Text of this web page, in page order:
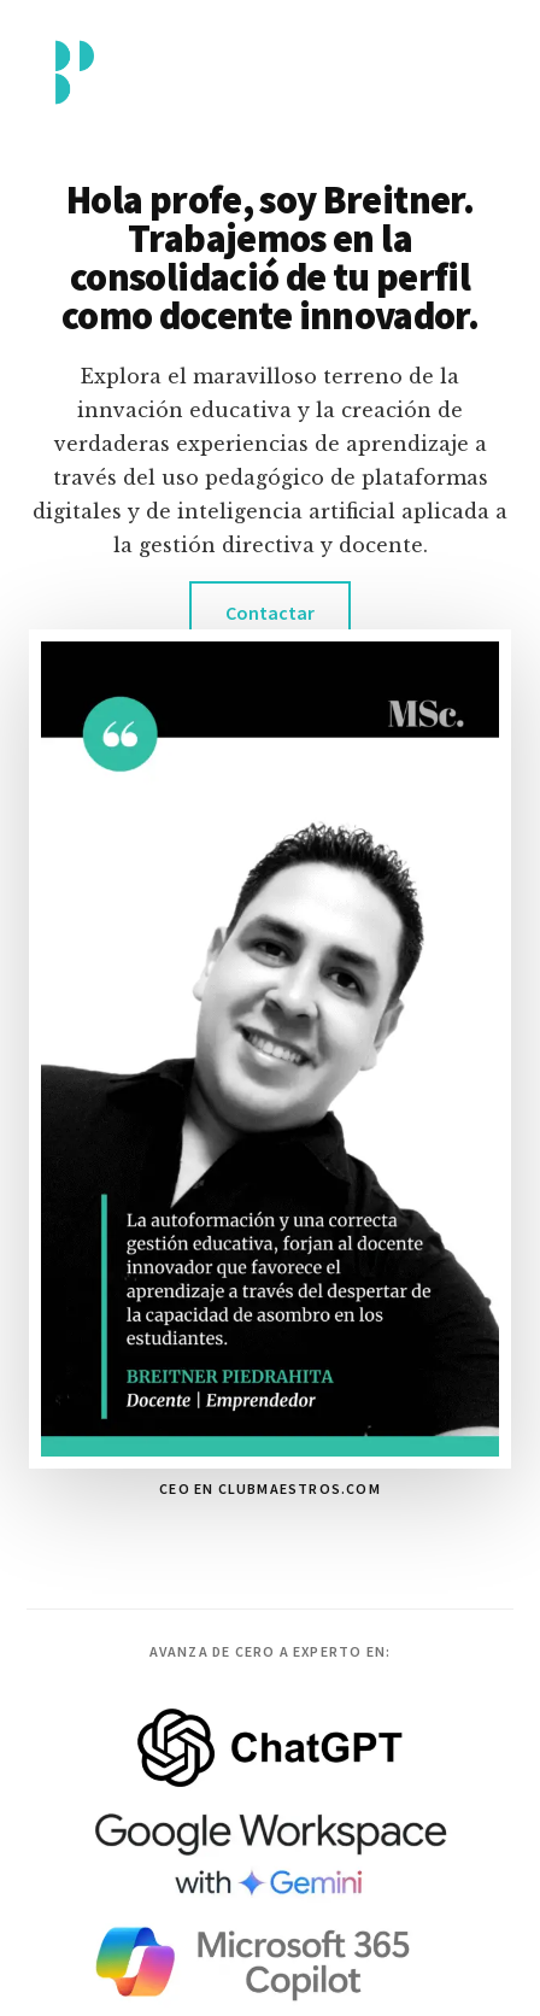
contenido
principal
menu
Piedrahita
docente
pedagógico
educativas
digitales
inteligencia
artificial.
Hola profe, soy Breitner.
Trabajemos en la
consolidació de tu perfil
como docente innovador.
Explora el maravilloso terreno de la
innvación educativa y la creación de
verdaderas experiencias de aprendizaje a
través del uso pedagógico de plataformas
digitales y de inteligencia artificial aplicada a
la gestión directiva y docente.
Contactar
CEO EN CLUBMAESTROS.COM
AVANZA DE CERO A EXPERTO EN: